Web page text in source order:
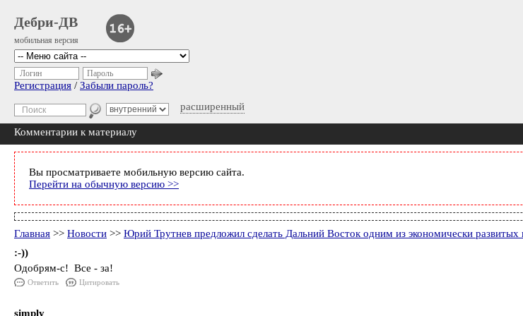
Дебри-ДВ
мобильная версия
расширенный
Логин Пароль
Регистрация / Забыли пароль?
Комментарии к материалу
Вы просматриваете мобильную версию сайта.
Перейти на обычную версию >>
Главная >> Новости >> Юрий Трутнев предложил сделать Дальний Восток одним из экономически развитых
:-))
Одобрям-с! Все - за!
Ответить Цитировать
simply